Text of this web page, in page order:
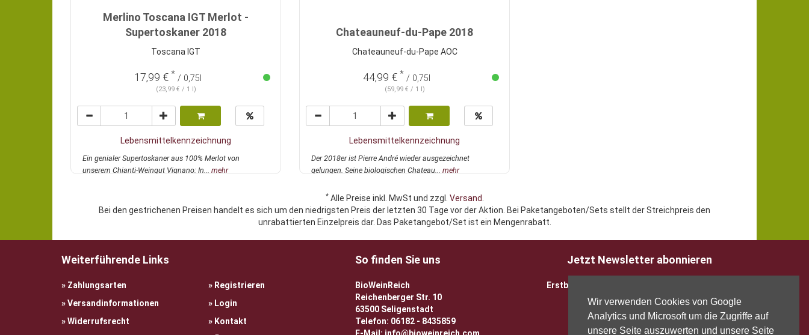
Wir verwenden Cookies von Google
Analytics und Microsoft um die Zugriffe auf
unsere Seite auszuwerten und unsere Seite
Merlino Toscana IGT Merlot -
Supertoskaner 2018
Toscana IGT
17,99 € * / 0,75l
(23,99 € / 1 l)
Lebensmittelkennzeichnung
Ein genialer Supertoskaner aus 100% Merlot von
unserem Chianti-Weingut Vignano: In... mehr
Chateauneuf-du-Pape 2018
Chateauneuf-du-Pape AOC
44,99 € * / 0,75l
(59,99 € / 1 l)
Lebensmittelkennzeichnung
Der 2018er ist Pierre André wieder ausgezeichnet
gelungen. Seine biologischen Chateau... mehr
*Alle Preise inkl. MwSt und zzgl. Versand.
Bei den gestrichenen Preisen handelt es sich um den niedrigsten Preis der letzten 30 Tage vor der Aktion. Bei Paketangeboten/Sets stellt der Streichpreis den
unrabattierten Einzelpreis dar. Das Paketangebot/Set ist ein Mengenrabatt.
Weiterführende Links
Zahlungsarten
Versandinformationen
Widerrufsrecht
Registrieren
Login
Kontakt
So finden Sie uns
BioWeinReich
Reichenberger Str. 10
63500 Seligenstadt
Telefon: 06182 - 8435859
Jetzt Newsletter abonnieren
Erstbesteller sparen 5 EUR mit Gutscheincode